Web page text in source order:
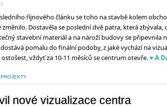
říjnového článku se toho na stavbě kolem
změnilo. Dostavěla se poslední dvě patra, která zbývala,
stavební materiál a na nároží budovy se připevnila
pomalu do finální podoby, z jaké vychází na
ostošest, vždyť za 10-11 měsíců se centrum otevře.♥ A
PROJEKTY
nové vizualizace centra